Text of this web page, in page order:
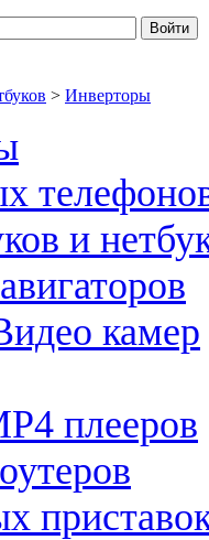
> Инверторы
и
камер
плееров